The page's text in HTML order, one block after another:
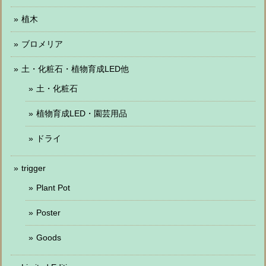
植木
ブロメリア
土・化粧石・植物育成LED他
土・化粧石
植物育成LED・園芸用品
ドライ
trigger
Plant Pot
Poster
Goods